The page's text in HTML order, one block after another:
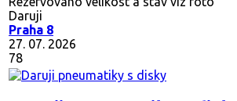
Daruji
Praha 8
27. 07. 2026
78